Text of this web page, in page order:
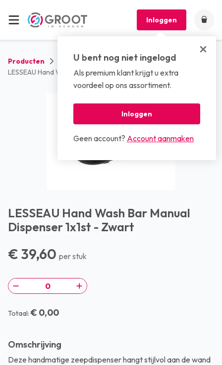
Inloggen
U bent nog niet ingelogd
Als premium klant krijgt u extra
voordeel op ons assortiment.
Inloggen
Geen account? Account aanmaken
Producten Dispensers
Handzeep dispensers
LESSEAU Hand Wash Bar Manual Dispenser 1x1st - Zwart
LESSEAU Hand Wash Bar Manual
Dispenser 1x1st - Zwart
€ 39,60 per stuk
Totaal: € 0,00
Omschrijving
Deze handmatige zeepdispenser hangt stijlvol aan de wand